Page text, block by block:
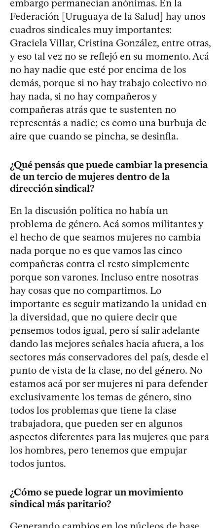
embargo permanecían anónimas. En la
Federación [Uruguaya de la Salud] hay unos
cuadros sindicales muy importantes:
Graciela Villar, Cristina González, entre otras,
y eso tal vez no se reflejó en su momento. Acá
no hay nadie que esté por encima de los
demás, porque si no hay trabajo colectivo no
hay nada, si no hay compañeros y
compañeras atrás que te sustenten no
representás a nadie; es como una burbuja de
aire que cuando se pincha, se desinfla.
¿Qué pensás que puede cambiar la presencia
de un tercio de mujeres dentro de la
dirección sindical?
En la discusión política no había un
problema de género. Acá somos militantes y
el hecho de que seamos mujeres no cambia
nada porque no es que vamos las cinco
compañeras contra el resto simplemente
porque son varones. Incluso entre nosotras
hay cosas que no compartimos. Lo
importante es seguir matizando la unidad en
la diversidad, que no quiere decir que
pensemos todos igual, pero sí salir adelante
dando las mejores señales hacia afuera, a los
sectores más conservadores del país, desde el
punto de vista de la clase, no del género. No
estamos acá por ser mujeres ni para defender
exclusivamente los temas de género, sino
todos los problemas que tiene la clase
trabajadora, que pueden ser en algunos
aspectos diferentes para las mujeres que para
los hombres, pero tenemos que empujar
todos juntos.
¿Cómo se puede lograr un movimiento
sindical más paritario?